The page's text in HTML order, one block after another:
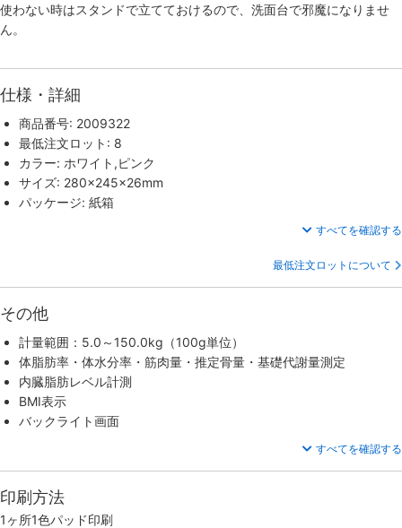
使わない時はスタンドで立てておけるので、洗面台で邪魔になりませ
ん。
仕様・詳細
商品番号: 2009322
最低注文ロット: 8
カラー: ホワイト,ピンク
サイズ: 280×245×26mm
パッケージ: 紙箱
すべてを確認する
最低注文ロットについて
その他
計量範囲：5.0～150.0kg（100g単位）
体脂肪率・体水分率・筋肉量・推定骨量・基礎代謝量測定
内臓脂肪レベル計測
BMI表示
バックライト画面
すべてを確認する
印刷方法
1ヶ所1色パッド印刷